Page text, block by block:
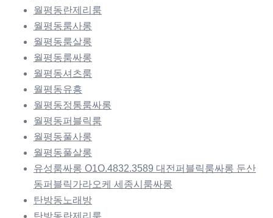
월평동란제리룸
월평동룸사롱
월평동룸살롱
월평동룸싸롱
월평동셔츠룸
월평동유흥
월평동정통룸싸롱
월평동퍼블릭룸
월평동풀사롱
월평동풀살롱
유성룸싸롱 O1O.4832.3589 대전퍼블릭룸싸롱 둔산
동퍼블릭가라오케 세종시룸싸롱
탄방동노래방
탄방동란제리룸